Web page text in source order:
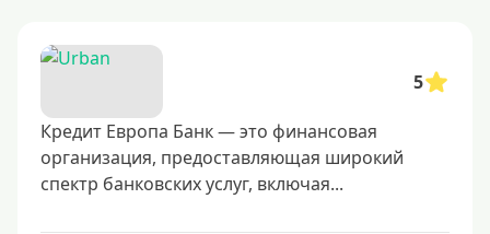
Visa
UnionPay
Мир
5
Кредит Европа Банк — это финансовая
организация, предоставляющая широкий
спектр банковских услуг, включая...